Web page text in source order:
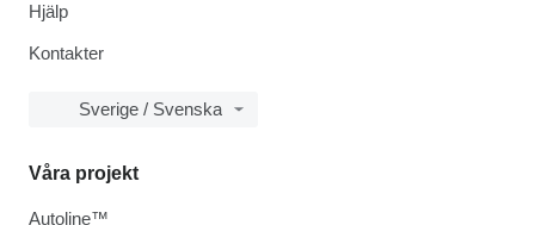
Hjälp
Kontakter
Sverige / Svenska
Våra projekt
Autoline™